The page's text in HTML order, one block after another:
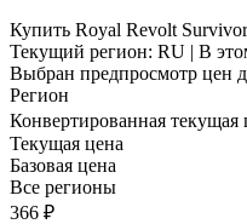
Купить Royal Revolt
Текущий регион: RU | В
Выбран предпросмотр цен
Регион
Конвертированная текущая
Текущая цена
Базовая цена
Все регионы
366 ₽